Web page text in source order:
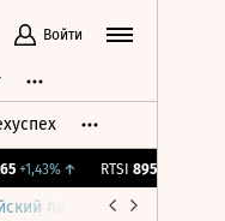
Войти
+1,43%↑ RTSI 895,93
парламент